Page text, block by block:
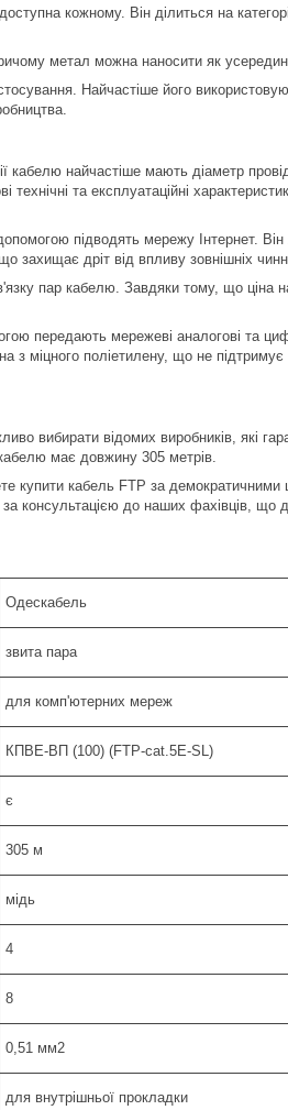
кожному. Він ділиться на
метал можна наносити як
Найчастіше його
найчастіше мають діаметр
та експлуатаційні
підводять мережу Інтернет.
захищає дріт від впливу зовнішніх
пар кабелю. Завдяки тому, що ціна
передають мережеві аналогові та
з міцного поліетилену, що не
вибирати відомих виробників, які
має довжину 305 метрів.
купити кабель FTP за демократичними
за консультацією до наших фахівців,
Одескабель
звита пара
для комп'ютерних мереж
КПВЕ-ВП (100) (FTP-cat.5E-SL)
є
305 м
мідь
4
8
0,51 мм2
для внутрішньої прокладки